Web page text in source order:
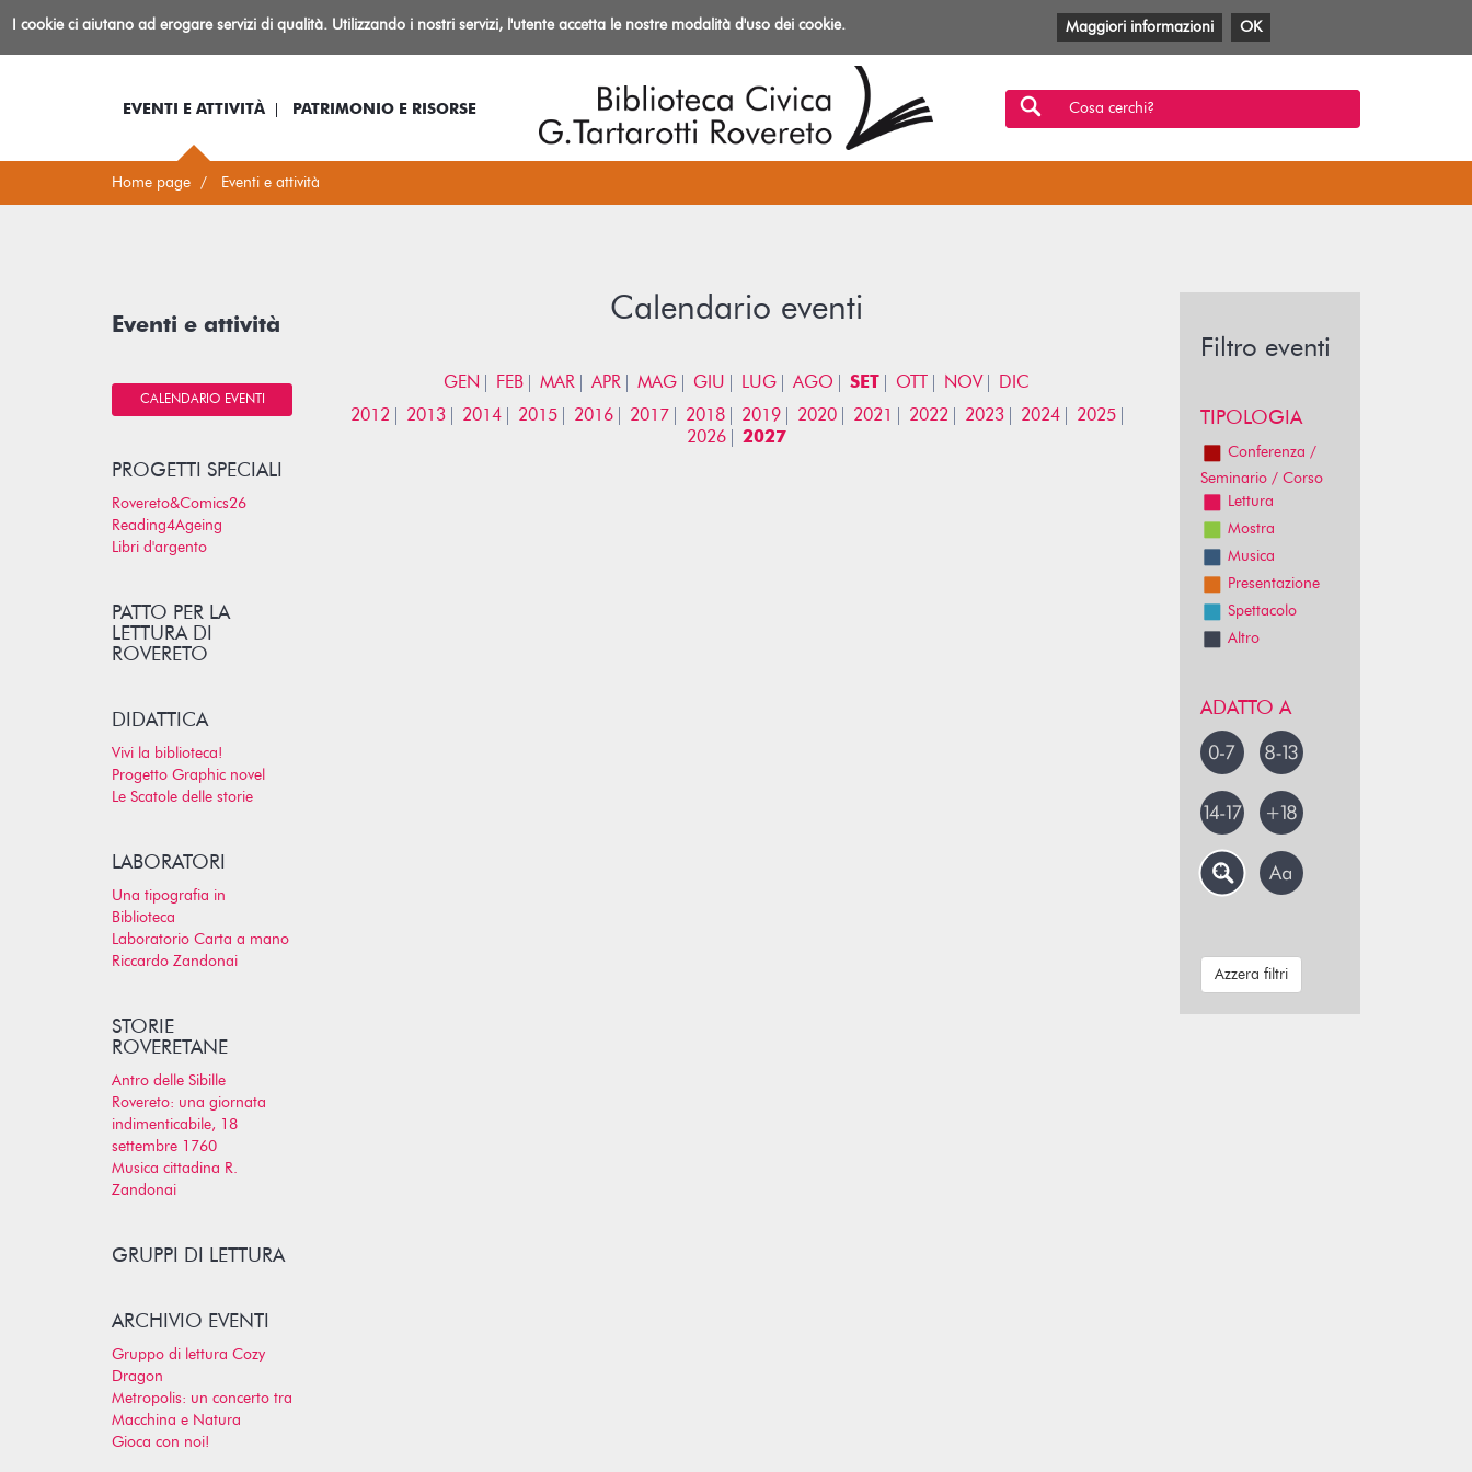
BibliotecaIo sono... Log-in Informazioni
Facebook
TwitterYouTube
Anobii
SBTMlol
EVENTI E ATTIVITÀ PATRIMONIO E RISORSE Cosa cerchi?
Home page Eventi e attività
Calendario eventi
GEN FEB MAR APR MAG GIU LUG AGO SET OTT NOV
DIC
2012
2013 2014 2015 2016 2017 2018 2019 2020 2021 2022 2023 2024
2025
2026
2027
Eventi e attività
CALENDARIO EVENTI
PROGETTI SPECIALI
Rovereto&Comics26
Reading4Ageing
Libri d'argento
PATTO PER LA
LETTURA DI
ROVERETO
DIDATTICA
Vivi la biblioteca!
Progetto Graphic novel
Le Scatole delle storie
LABORATORI
Una tipografia in
Biblioteca
Laboratorio Carta a mano
Riccardo Zandonai
STORIE
ROVERETANE
Antro delle Sibille
Rovereto: una giornata
indimenticabile, 18
settembre 1760
Musica cittadina R.
Zandonai
GRUPPI DI LETTURA
ARCHIVIO EVENTI
Gruppo di lettura Cozy
Dragon
Metropolis: un concerto tra
Macchina e Natura
Gioca con noi!
Filtro eventi
TIPOLOGIA
Conferenza /
Seminario / Corso
Lettura
Mostra
Musica
Presentazione
Spettacolo
Altro
ADATTO A
Azzera filtri
I cookie ci aiutano ad erogare servizi di qualità. Utilizzando i nostri servizi, l'utente accetta le nostre modalità d'uso dei cookie. Maggiori informazioni OK